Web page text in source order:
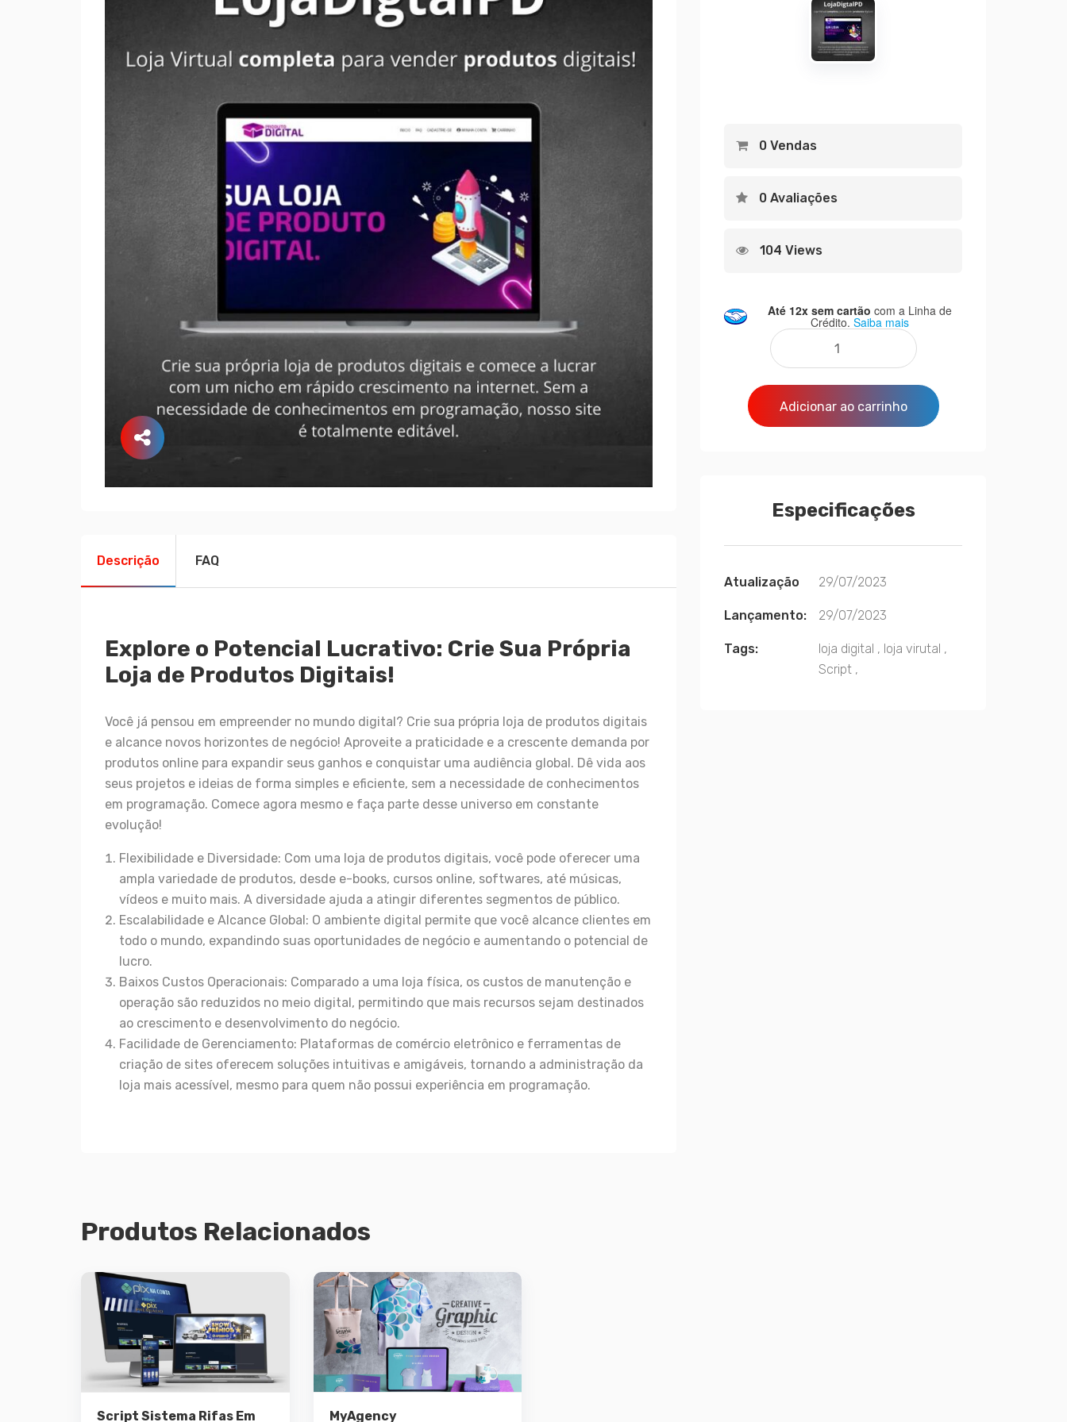
Descrição FAQ
Explore o Potencial Lucrativo: Crie Sua Própria
Loja de Produtos Digitais!
Você já pensou em empreender no mundo digital? Crie sua própria loja de produtos digitais
e alcance novos horizontes de negócio! Aproveite a praticidade e a crescente demanda por
produtos online para expandir seus ganhos e conquistar uma audiência global. Dê vida aos
seus projetos e ideias de forma simples e eficiente, sem a necessidade de conhecimentos
em programação. Comece agora mesmo e faça parte desse universo em constante
evolução!
Flexibilidade e Diversidade: Com uma loja de produtos digitais, você pode oferecer uma
ampla variedade de produtos, desde e-books, cursos online, softwares, até músicas,
vídeos e muito mais. A diversidade ajuda a atingir diferentes segmentos de público.
Escalabilidade e Alcance Global: O ambiente digital permite que você alcance clientes em
todo o mundo, expandindo suas oportunidades de negócio e aumentando o potencial de
lucro.
Baixos Custos Operacionais: Comparado a uma loja física, os custos de manutenção e
operação são reduzidos no meio digital, permitindo que mais recursos sejam destinados
ao crescimento e desenvolvimento do negócio.
Facilidade de Gerenciamento: Plataformas de comércio eletrônico e ferramentas de
criação de sites oferecem soluções intuitivas e amigáveis, tornando a administração da
loja mais acessível, mesmo para quem não possui experiência em programação.
preço
atual
é:
0 Vendas
0 Avaliações
104 Views
Até 12x sem cartão com a Linha de
Crédito. Saiba mais
LojaDigitalPD - Loja de Produtos Digitais
quantidade
Adicionar ao carrinho
Especificações
Atualização 29/07/2023
Lançamento: 29/07/2023
Tags: loja digital , loja virutal ,
Script ,
Produtos Relacionados
Script Sistema Rifas Em
Demo
MyAgency
Demo